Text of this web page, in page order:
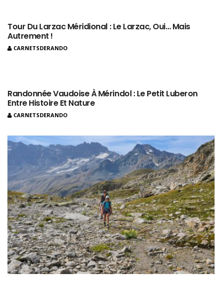
Tour Du Larzac Méridional : Le Larzac, Oui… Mais
Autrement !
CARNETSDERANDO
Randonnée Vaudoise À Mérindol : Le Petit Luberon
Entre Histoire Et Nature
CARNETSDERANDO